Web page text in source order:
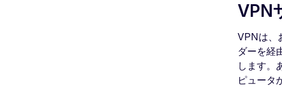
VPN
VPNは、
ダーを経
します。
ピュータ